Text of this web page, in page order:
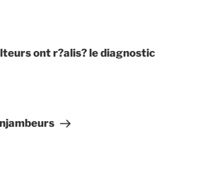
ont r?alis? le diagnostic